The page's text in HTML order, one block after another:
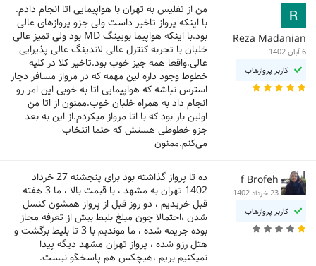
Reza Madanian
6 آبان 1402
کاربر پروازهاب
من از تفلیس به تهران با هواپیمایی اتا انجام دادم.
با اینکه پرواز تاخیر داست ولی جزو پروازهای عالی
بود.با اینکه هواپیما بویینگ MD بود ولی تمیز عالی
خلبان با تجربه کنترل عالی لاندینگ عالی پذیرایی
عالی.واقعا همه جیز خوب بود.تاخیر کلا در کلیه
خطوط وجود داره لین مهمه که در مرواز مسافر دچار
استرس نباشه که هواپیمایی اتا به خوبی این امر رو
انجام داد به همراه خلبان خوب.ممنون از اتا من
اولین بار بود که با اتا مرواز میکردم.از این به بعد
جزو خطوطی هستش که حتما انتخاب
می‌کنم.ممنون
f Brofeh
23 خرداد 1402
کاربر پروازهاب
ده تا پرواز گذاشته بود برای پنجشنه 27 خرداد
1402 تهران به مشهد ، با قیمت بالا ، ما 3 هفته
قبل خریدیم ، دو روز قبل از پرواز همشون کنسل
شدن ،احتمالا چون مبلغ بلیط بیش از تعرفه مجاز
بوده جریمه شده ، ما موندیم با 3 تا بلیط برگشت و
هتل رزو شده ، پرواز تهران مشهد دیگه پیدا
نمیکنیم بریم ،هیچکس هم پاسخگو نیست.